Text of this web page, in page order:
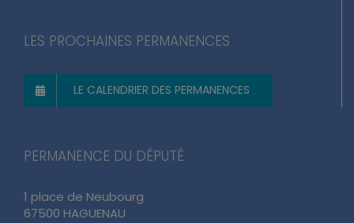
LES PROCHAINES PERMANENCES
LE CALENDRIER DES PERMANENCES
PERMANENCE DU DÉPUTÉ
1 place de Neubourg
67500 HAGUENAU